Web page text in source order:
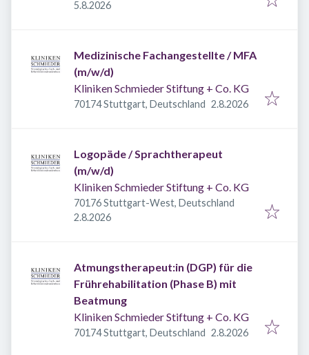
Deutschland
Veröffentlicht
5.8.2026
Medizinische Fachangestellte / MFA
(m/w/d)
Kliniken Schmieder Stiftung + Co. KG
70174 Stuttgart, Deutschland Veröffentlicht:
2.8.2026
Logopäde / Sprachtherapeut
(m/w/d)
Kliniken Schmieder Stiftung + Co. KG
70176 Stuttgart-West, Deutschland
Veröffentlicht
2.8.2026
Atmungstherapeut:in (DGP) für die
Frührehabilitation (Phase B) mit
Beatmung
Kliniken Schmieder Stiftung + Co. KG
70174 Stuttgart, Deutschland Veröffentlicht:
2.8.2026